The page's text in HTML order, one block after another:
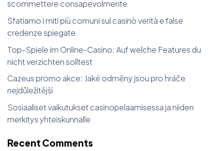
scommettere consapevolmente
Sfatiamo i miti più comuni sul casinò verità e false
credenze spiegate
Top-Spiele im Online-Casino: Auf welche Features du
nicht verzichten solltest
Cazeus promo akce: Jaké odměny jsou pro hráče
nejdůležitější
Sosiaaliset vaikutukset casinopelaamisessa ja niiden
merkitys yhteiskunnalle
Recent Comments